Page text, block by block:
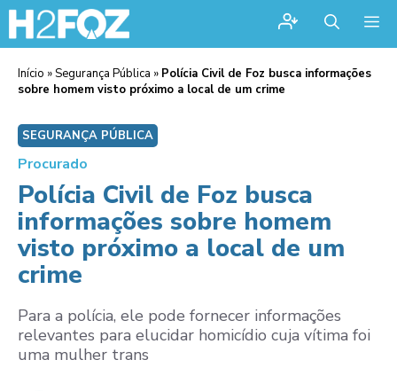
Início »Segurança Pública » Polícia Civil de Foz busca informações
sobre homem visto próximo a local de um crime
SEGURANÇA PÚBLICA
Procurado
Polícia Civil de Foz busca
informações sobre homem
visto próximo a local de um
crime
Para a polícia, ele pode fornecer informações
relevantes para elucidar homicídio cuja vítima foi
uma mulher trans